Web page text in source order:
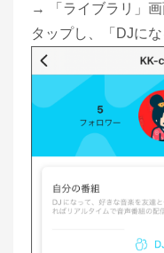
→ 「ライブラリ」
タップし、「DJに